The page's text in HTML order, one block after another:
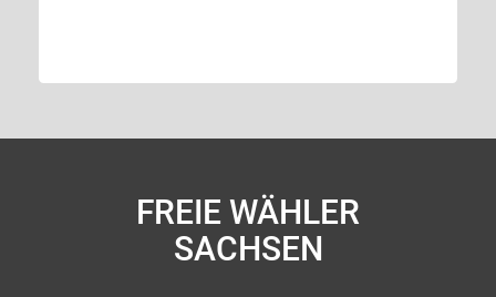
FREIE WÄHLER
SACHSEN